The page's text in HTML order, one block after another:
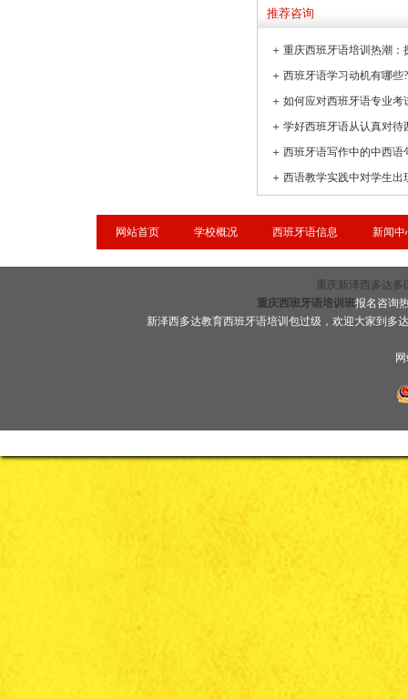
推荐咨询
＋
＋
＋ 如何应对西班牙语专业考
＋ 学好西班牙语从认真对待
＋ 西班牙语写作中的中西语
＋
网站首页 学校概况 西班牙语信息 新闻中
重庆新泽西多达多
重庆西班牙语培训班报名咨询
新泽西多达教育西班牙语培训包过级，欢迎大家到多